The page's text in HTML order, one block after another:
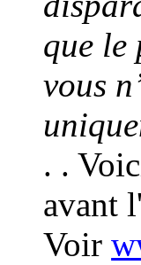
que le
vous
. .
avant
Voir